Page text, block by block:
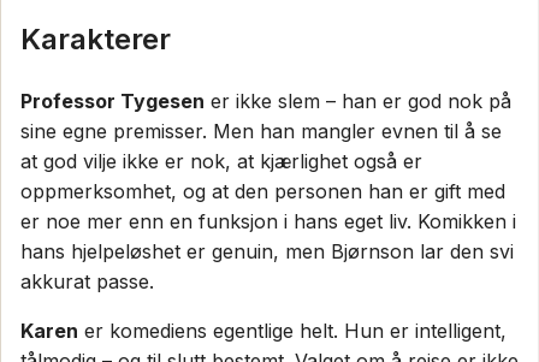
Karakterer
Professor Tygesen er ikke slem – han er god nok på
sine egne premisser. Men han mangler evnen til å se
at god vilje ikke er nok, at kjærlighet også er
oppmerksomhet, og at den personen han er gift med
er noe mer enn en funksjon i hans eget liv. Komikken i
hans hjelpeløshet er genuin, men Bjørnson lar den svi
akkurat passe.
Karen er komediens egentlige helt. Hun er intelligent,